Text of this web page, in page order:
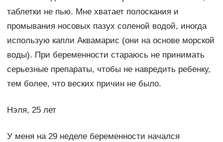
таблетки не пью. Мне хватает полоскания и
промывания носовых пазух соленой водой, иногда
использую капли Аквамарис (они на основе морской
воды). При беременности стараюсь не принимать
серьезные препараты, чтобы не навредить ребенку,
тем более, что веских причин не было.
Нэля, 25 лет
У меня на 29 неделе беременности начался